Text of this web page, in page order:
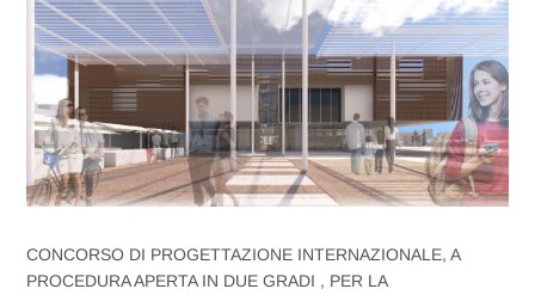
CONCORSO DI PROGETTAZIONE INTERNAZIONALE, A
PROCEDURA APERTA IN DUE GRADI , PER LA